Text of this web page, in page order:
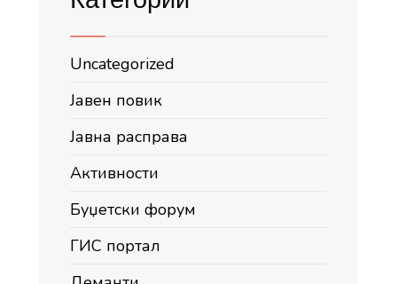
Uncategorized
Јавен повик
Јавна расправа
Активности
Буџетски форум
ГИС портал